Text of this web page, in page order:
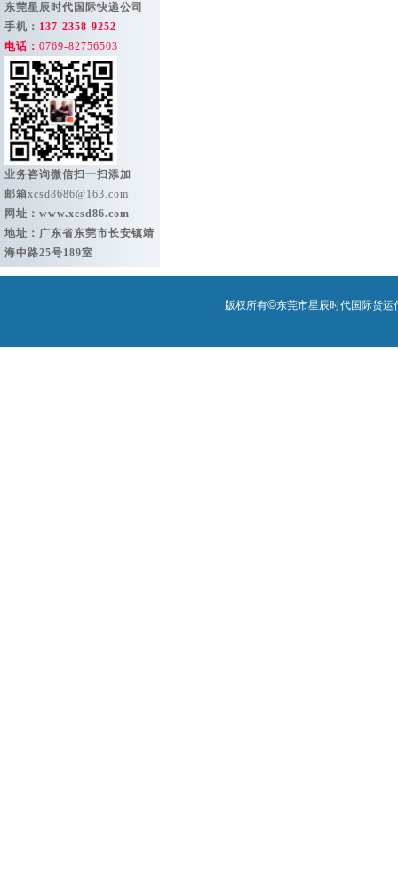
东莞星辰时代国际快递公司
手机： 137-2358-9252
电话： 0769-82756503
业务咨询微信扫一扫添加
邮箱xcsd8686@163.com
网址： www.xcsd86.com
地址：广东省东莞市长安镇靖
海中路25号189室
版权所有©东莞市星辰时代国际货